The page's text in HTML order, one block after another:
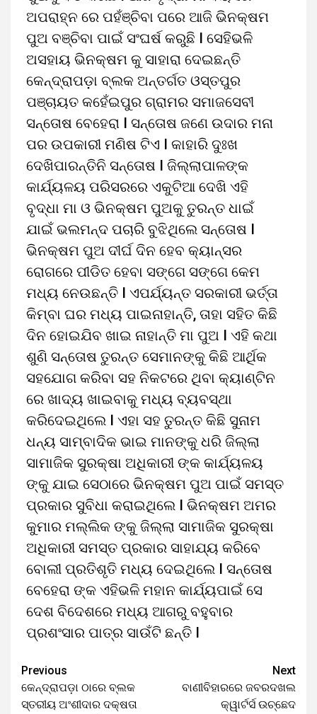
ଅପରାହ୍ନ ରେ ପହଁଞ୍ଚିବା ପରେ ଆଜି ଭିନକ୍ଷମ
ପୁଅ ବଞ୍ଚିବା ପାଇଁ ସଂଘର୍ଷ କରୁଛି I ସେହିଭଳି
ଅସହାୟ ଭିନକ୍ଷମ କୁ ସାହାରା ଦେଇଛନ୍ତି
କେନ୍ଦ୍ରାପଡ଼ା ବ୍ଲକ ଅନ୍ତର୍ଗତ ଓସ୍ତପୁର
ପଞ୍ଚାୟତ କହେଁଇପୁର ଗ୍ରାମର ସମାଜସେବୀ
ସନ୍ତୋଷ ବେହେରା I ସନ୍ତୋଷ ଜଣେ ଉଦାର ମନା
ପର ଉପକାରୀ ମଣିଷ ଟିଏ I କାହାରି ଦୁଃଖ
ଦେଖିପାରନ୍ତିନି ସନ୍ତୋଷ I ଜିଲ୍ଲାପାଳଙ୍କ
କାର୍ଯ୍ୟଳୟ ପରିସରରେ ଏକୁଟିଆ ଦେଖି ଏହି
ବୃଦ୍ଧା ମା ଓ ଭିନକ୍ଷମ ପୁଅକୁ ତୁରନ୍ତ ଧାଇଁ
ଯାଇଁ ଭଲମନ୍ଦ ପଚାରି ବୁଝିଥିଲେ ସନ୍ତୋଷ I
ଭିନକ୍ଷମ ପୁଅ ଦୀର୍ଘ ଦିନ ହେବ କ୍ୟାନ୍ସର
ରୋଗରେ ପୀଡିତ ହେବା ସଙ୍ଗେ ସଙ୍ଗେ କେମ
ମଧ୍ୟ ନେଉଛନ୍ତି I ଏପର୍ଯ୍ୟନ୍ତ ସରକାରୀ ଭର୍ତ୍ତା
କିମ୍ବା ଘର ମଧ୍ୟ ପାଇନାହାନ୍ତି, ତାହା ସହିତ କିଛି
ଦିନ ହୋଇଯିବ ଖାଇ ନାହାନ୍ତି ମା ପୁଅ I ଏହି କଥା
ଶୁଣି ସନ୍ତୋଷ ତୁରନ୍ତ ସେମାନଙ୍କୁ କିଛି ଆର୍ଥିକ
ସହଯୋଗ କରିବା ସହ ନିକଟରେ ଥିବା କ୍ୟାଣ୍ଟିନ
ରେ ଖାଦ୍ୟ ଖାଇବାକୁ ମଧ୍ୟ ବ୍ୟବସ୍ଥା
କରିଦେଇଥିଲେ I ଏହା ସହ ତୁରନ୍ତ କିଛି ସୁନାମ
ଧନ୍ୟ ସାମ୍ବାଦିକ ଭାଇ ମାନଙ୍କୁ ଧରି ଜିଲ୍ଲା
ସାମାଜିକ ସୁରକ୍ଷା ଅଧିକାରୀ ଙ୍କ କାର୍ଯ୍ୟଳୟ
ଙ୍କୁ ଯାଇ ସେଠାରେ ଭିନକ୍ଷମ ପୁଅ ପାଇଁ ସମସ୍ତ
ପ୍ରକାର ସୁବିଧା କରାଇଥିଲେ I ଭିନକ୍ଷମ ଅମର
କୁମାର ମଲ୍ଲିକ ଙ୍କୁ ଜିଲ୍ଲା ସାମାଜିକ ସୁରକ୍ଷା
ଅଧିକାରୀ ସମସ୍ତ ପ୍ରକାର ସାହାଯ୍ୟ କରିବେ
ବୋଲୀ ପ୍ରତିଶୃତି ମଧ୍ୟ ଦେଇଥିଲେ I ସନ୍ତୋଷ
ବେହେରା ଙ୍କ ଏହିଭଳି ମହାନ କାର୍ଯ୍ୟପାଇଁ ସେ
ଦେଶ ବିଦେଶରେ ମଧ୍ୟ ଆଗରୁ ବହୁବାର
ପ୍ରଶଂସାର ପାତ୍ର ସାଉଁଟି ଛନ୍ତି I
Previous
କେନ୍ଦ୍ରାପଡ଼ା ଠାରେ ବ୍ଲକ
ସ୍ତରୀୟ ଅଂଶୀଦାର ଦକ୍ଷତା
Next
ବାଣୀବିହାରରେ ଜବରଦଖଲ
କ୍ୱାର୍ଟର୍ସ ଉଚ୍ଛେଦ